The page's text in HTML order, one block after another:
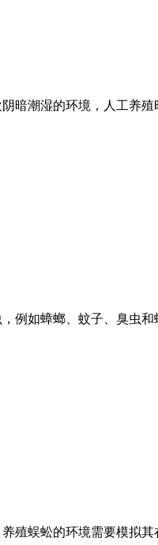
暗潮湿的环境，人工养
例如蟑螂、蚊子、臭虫
殖蜈蚣的环境需要模拟